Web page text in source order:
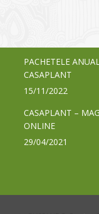
PACHETELE
CASAPLANT
15/11/2022
CASAPLANT –
ONLINE
29/04/2021